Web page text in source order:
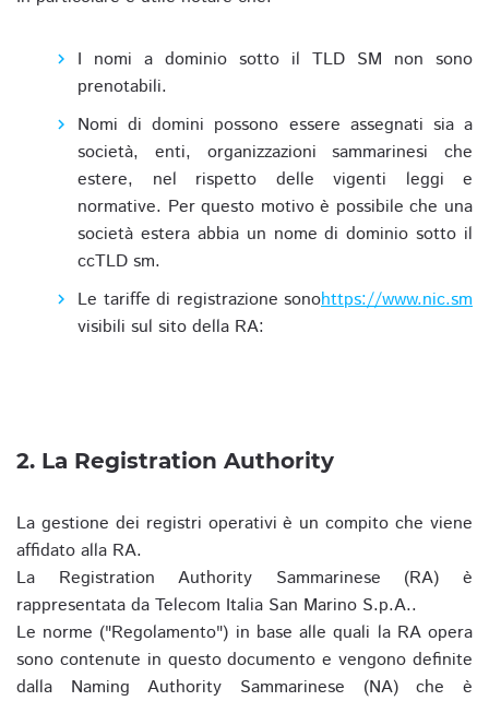
I nomi a dominio sotto il TLD SM non sono
prenotabili.
Nomi di domini possono essere assegnati sia a
società, enti, organizzazioni sammarinesi che
estere, nel rispetto delle vigenti leggi e
normative. Per questo motivo è possibile che una
società estera abbia un nome di dominio sotto il
ccTLD sm.
Le tariffe di registrazione sono
visibili sul sito della RA:
https://www.nic.sm
2. La Registration Authority
La gestione dei registri operativi è un compito che viene
affidato alla RA.
La Registration Authority Sammarinese (RA) è
rappresentata da Telecom Italia San Marino S.p.A..
Le norme ("Regolamento") in base alle quali la RA opera
sono contenute in questo documento e vengono definite
dalla Naming Authority Sammarinese (NA) che è